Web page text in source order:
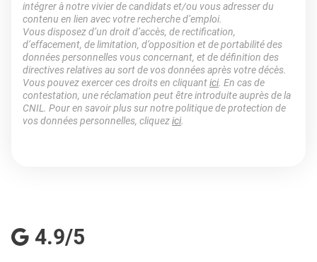
intégrer à notre vivier de candidats et/ou vous adresser du
contenu en lien avec votre recherche d’emploi.
Vous disposez d’un droit d’accès, de rectification,
d’effacement, de limitation, d’opposition et de portabilité des
données personnelles vous concernant, et de définition des
directives relatives au sort de vos données après votre décès.
Vous pouvez exercer ces droits en cliquantici. En cas de
contestation, une réclamation peut être introduite auprès de la
CNIL. Pour en savoir plus sur notre politique de protection de
vos données personnelles, cliquezici.
4.9/5